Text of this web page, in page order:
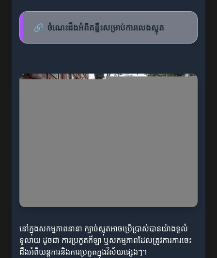
🔗 ចំណេះដឹងអំពីគន្លឹះសម្រាប់ការលេងស្លុត
នៅក្នុងសកម្មភាពនានា ក្បាច់ស្លុតអាចប្រើប្រាស់បានយ៉ាងទូលំ
ទូលាយ ដូចជា ការប្រកួតកីឡា ឬសកម្មភាពដែលត្រូវការការចេះ
ដឹងអំពីយន្តការនិងការប្រកួតក្នុងវិស័យផ្សេងៗ។